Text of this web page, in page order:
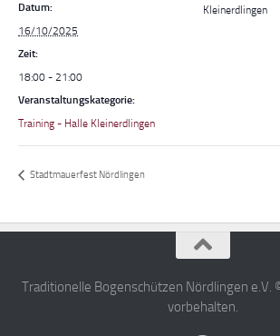
Datum:
16/10/2025
Zeit:
18:00 - 21:00
Veranstaltungskategorie:
Training - Halle Kleinerdlingen
Kleinerdlingen
Stadtmauerfest Nördlingen
Traditionelle Bogenschützen Nördlingen e.V.
vorbehalten.